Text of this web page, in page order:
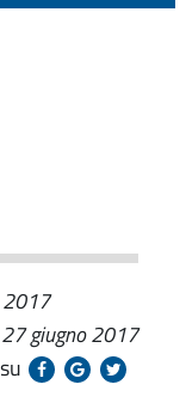
2017
giugno 2017